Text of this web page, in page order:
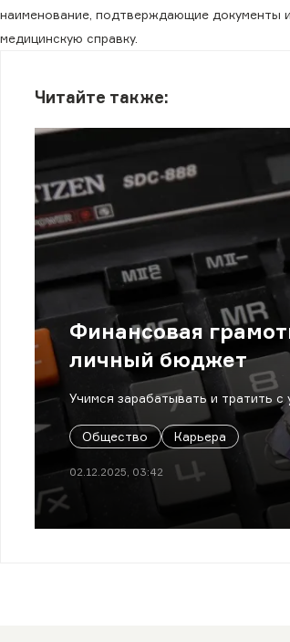
наименование, подтверждающие документы
медицинскую справку.
Читайте также:
Финансовая
личный бюджет
Учимся зарабатывать и тратить с
Общество Карьера
02.12.2025, 03:42